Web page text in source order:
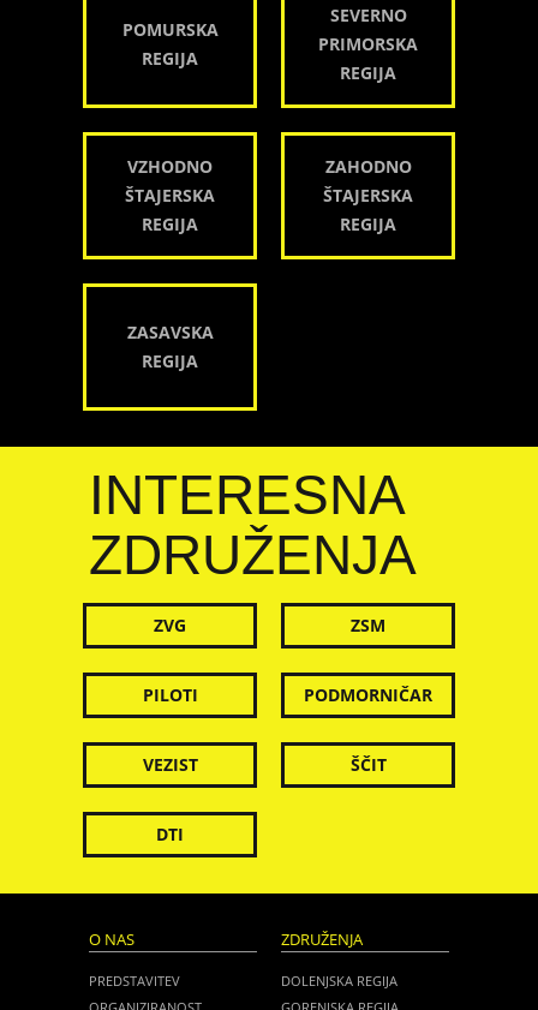
POMURSKA
REGIJA
SEVERNO
PRIMORSKA
REGIJA
VZHODNO
ŠTAJERSKA
REGIJA
ZAHODNO
ŠTAJERSKA
REGIJA
ZASAVSKA
REGIJA
INTERESNA
ZDRUŽENJA
ZVG ZSM
PILOTI PODMORNIČAR
VEZIST ŠČIT
DTI
O NAS
PREDSTAVITEV
ZDRUŽENJA
DOLENJSKA REGIJA